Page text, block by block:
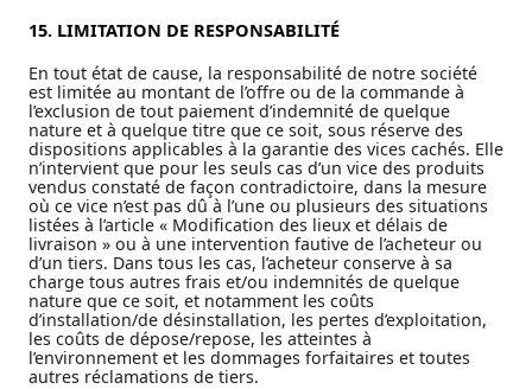
15. LIMITATION DE RESPONSABILITÉ
En tout état de cause, la responsabilité de notre société
est limitée au montant de l’offre ou de la commande à
l’exclusion de tout paiement d’indemnité de quelque
nature et à quelque titre que ce soit, sous réserve des
dispositions applicables à la garantie des vices cachés. Elle
n’intervient que pour les seuls cas d’un vice des produits
vendus constaté de façon contradictoire, dans la mesure
où ce vice n’est pas dû à l’une ou plusieurs des situations
listées à l’article « Modification des lieux et délais de
livraison » ou à une intervention fautive de l’acheteur ou
d’un tiers. Dans tous les cas, l’acheteur conserve à sa
charge tous autres frais et/ou indemnités de quelque
nature que ce soit, et notamment les coûts
d’installation/de désinstallation, les pertes d’exploitation,
les coûts de dépose/repose, les atteintes à
l’environnement et les dommages forfaitaires et toutes
autres réclamations de tiers.